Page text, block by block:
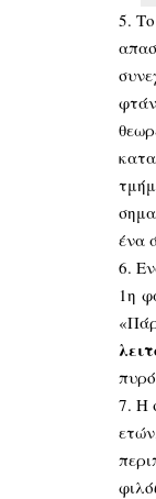
5.
ένα
6.
1η
7. Η